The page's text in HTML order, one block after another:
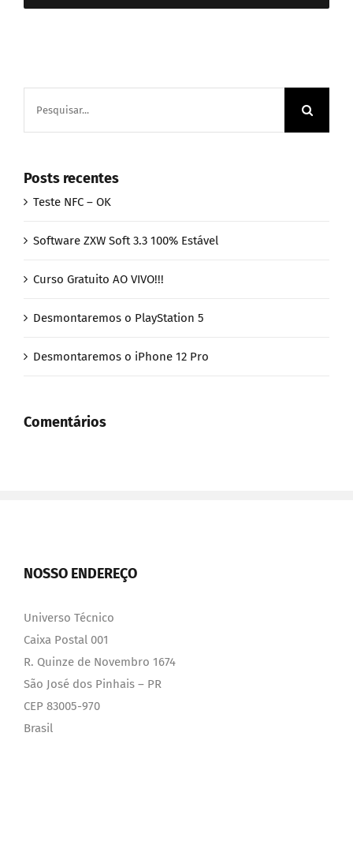
resultados
Posts recentes
Teste NFC – OK
Software ZXW Soft 3.3 100% Estável
Curso Gratuito AO VIVO!!!
Desmontaremos o PlayStation 5
Desmontaremos o iPhone 12 Pro
Comentários
NOSSO ENDEREÇO
Universo Técnico
Caixa Postal 001
R. Quinze de Novembro 1674
São José dos Pinhais – PR
CEP 83005-970
Brasil